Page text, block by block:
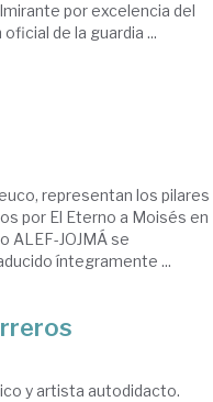
por excelencia del
de la guardia ...
representan los pilares
por El Eterno a Moisés en
ALEF-JOJMÁ se
íntegramente ...
y artista autodidacto.